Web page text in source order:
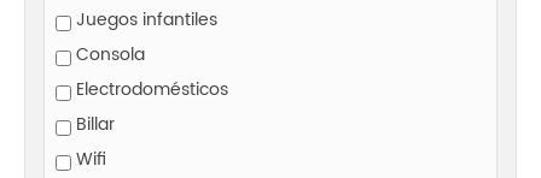
Juegos infantiles
Consola
Electrodomésticos
Billar
Wifi